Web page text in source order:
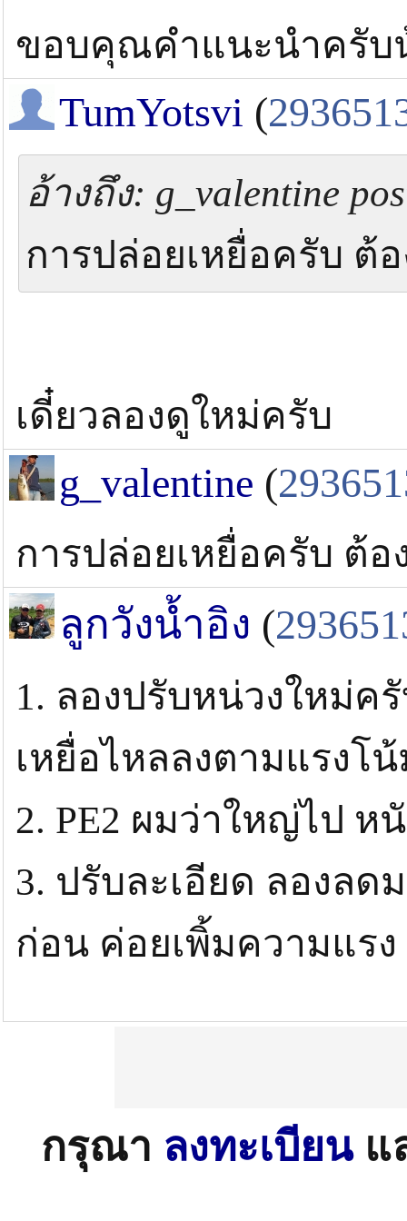
ขอบคุณคำแนะนำครับ
TumYotsvi (
อ้างถึง: g_valentine
การปล่อยเหยื่อครับ ต้
เดี๋ยวลองดูใหม่ครับ
g_valentine (
การปล่อยเหยื่อครับ ต้อ
ลูกวังน้ำอิง (
1. ลองปรับหน่วงใหม่ค
เหยื่อไหลลงตามแรงโ
2. PE2 ผมว่าใหญ่ไป ห
3. ปรับละเอียด ลองลด
ก่อน ค่อยเพิ้มความแรง
กรุณา ลงทะเบียนแ